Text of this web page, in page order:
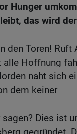
Hunger
das wird der
den Toren! Ruft
alle Hoffnung
naht sich
dem keiner
Dies ist
gegründet.